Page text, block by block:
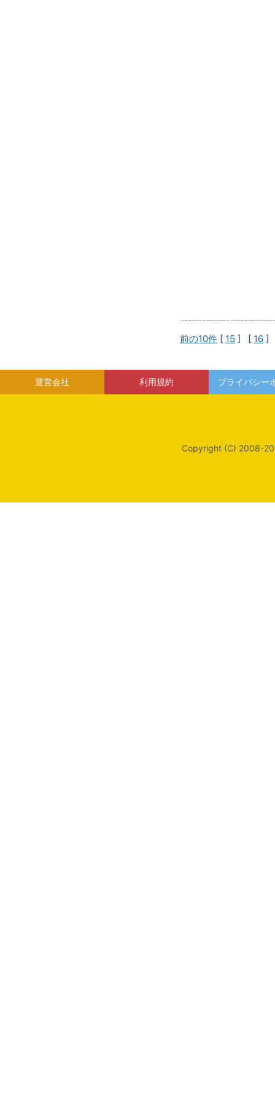
前の10件 [ 15 ] [ 16 ]
運営会社 利用規約 プライバシー
Copyright (C) 2008-